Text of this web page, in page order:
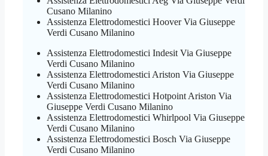
Cusano Milanino
Assistenza Elettrodomestici Hoover Via Giuseppe
Verdi Cusano Milanino
Assistenza Elettrodomestici Indesit Via Giuseppe
Verdi Cusano Milanino
Assistenza Elettrodomestici Ariston Via Giuseppe
Verdi Cusano Milanino
Assistenza Elettrodomestici Hotpoint Ariston Via
Giuseppe Verdi Cusano Milanino
Assistenza Elettrodomestici Whirlpool Via Giuseppe
Verdi Cusano Milanino
Assistenza Elettrodomestici Bosch Via Giuseppe
Verdi Cusano Milanino